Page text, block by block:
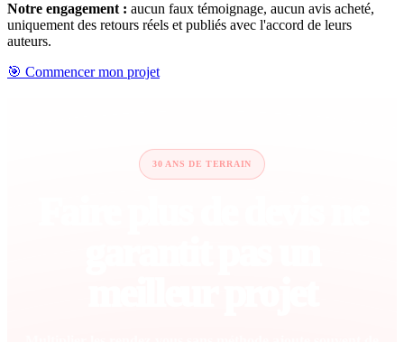
Notre engagement : aucun faux témoignage, aucun avis acheté,
uniquement des retours réels et publiés avec l'accord de leurs
auteurs.
🎯 Commencer mon projet
30 ANS DE TERRAIN